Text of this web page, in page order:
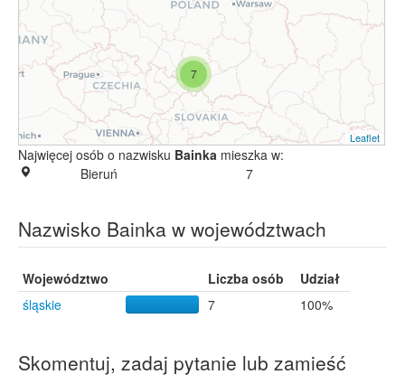
7
Leaflet
Najwięcej osób o nazwisku Bainka mieszka w:
Bieruń
7
Nazwisko Bainka w województwach
Województwo Liczba osób
Udział
śląskie
7 100%
Skomentuj, zadaj pytanie lub zamieść